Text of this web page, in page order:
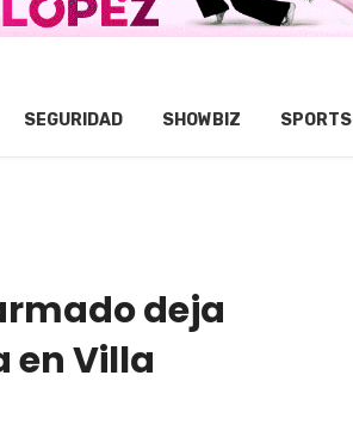
SEGURIDAD SHOWBIZ SPORTS
deja
en Villa